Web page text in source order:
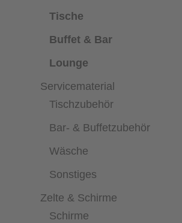
Tische
Buffet & Bar
Lounge
Servicematerial
Tischzubehör
Bar- & Buffetzubehör
Wäsche
Sonstiges
Zelte & Schirme
Schirme